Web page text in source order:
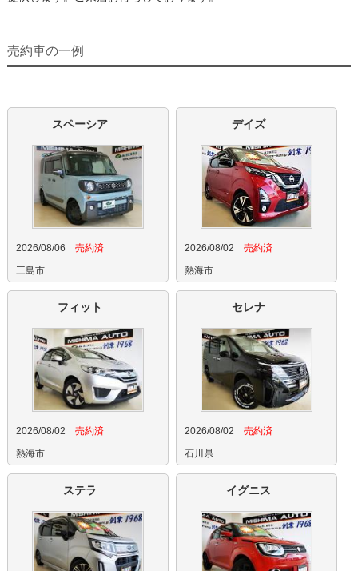
売約車の一例
スペーシア
2026/08/06 売約済
三島市
デイズ
2026/08/02 売約済
熱海市
フィット
2026/08/02 売約済
熱海市
セレナ
2026/08/02 売約済
石川県
ステラ イグニス